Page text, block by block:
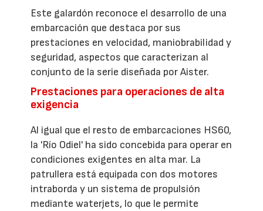
Este galardón reconoce el desarrollo de una
embarcación que destaca por sus
prestaciones en velocidad, maniobrabilidad y
seguridad, aspectos que caracterizan al
conjunto de la serie diseñada por Aister.
Prestaciones para operaciones de alta
exigencia
Al igual que el resto de embarcaciones HS60,
la 'Río Odiel' ha sido concebida para operar en
condiciones exigentes en alta mar. La
patrullera está equipada con dos motores
intraborda y un sistema de propulsión
mediante waterjets, lo que le permite